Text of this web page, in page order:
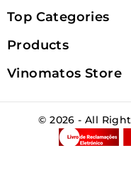
Top Categories
Products
Vinomatos Store
© 2026 - All